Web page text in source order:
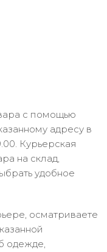
с помощью
адресу в
Курьерская
на склад,
удобное
осматриваете
одежде,